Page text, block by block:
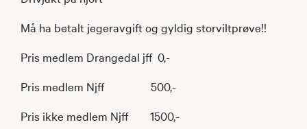
Må ha betalt jegeravgift og gyldig storviltprøve!!
Pris medlem Drangedal jff 0,-
Pris medlem Njff 500,-
Pris ikke medlem Njff 1500,-